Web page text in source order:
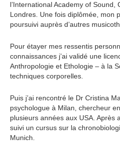
l’International Academy of
Londres. Une fois diplômée, mon
poursuivi auprès d’autres
Pour étayer mes ressentis
connaissances j’ai validé une
Anthropologie et Ethologie – à la
techniques corporelles.
Puis j’ai rencontré le Dr Cristina
psychologue à Milan, chercheur
plusieurs années aux USA. Après
suivi un cursus sur la
Munich.